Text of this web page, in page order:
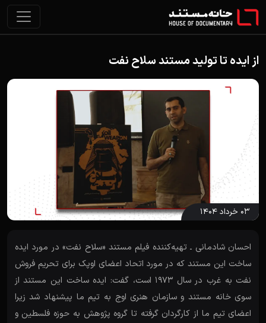
از ایده تا تولید مستند سلاح نفت
۰۳ خرداد ۱۴۰۴
احسان شادمانی ـ تهیه‌کننده فیلم مستند «سلاح نفت» در مورد ایده
ساخت این مستند که در مورد اتحاد اعضای اوپک برای تحریم فروش‌
نفت‌ به غرب در سال ۱۹۷۳ است، گفت: ایده ساخت این مستند از
سوی خانه مستند و سازمان هنری اوج به تیم ما پیشنهاد شد زیرا
اعضای تیم ما از کارگردان گرفته تا گروه پژوهش به حوزه فلسطین و